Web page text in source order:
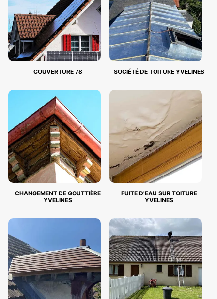
COUVERTURE 78 SOCIÉTÉ DE TOITURE YVELINES
CHANGEMENT DE GOUTTIÈRE
YVELINES
FUITE D'EAU SUR TOITURE
YVELINES